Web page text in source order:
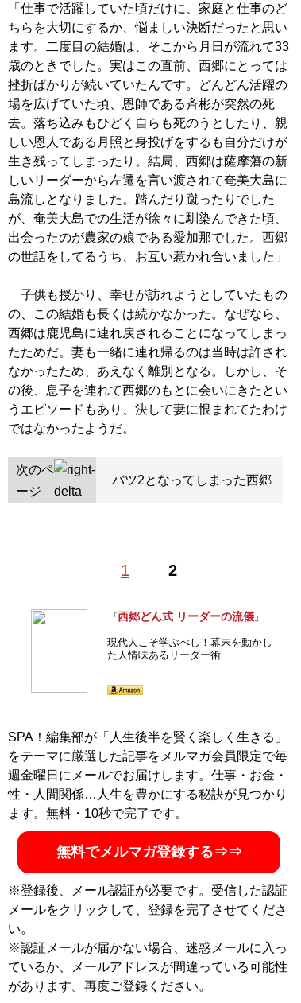
「仕事で活躍していた頃だけに、家庭と仕事のど
ちらを大切にするか、悩ましい決断だったと思い
ます。二度目の結婚は、そこから月日が流れて33
歳のときでした。実はこの直前、西郷にとっては
挫折ばかりが続いていたんです。どんどん活躍の
場を広げていた頃、恩師である斉彬が突然の死
去。落ち込みもひどく自らも死のうとしたり、親
しい恩人である月照と身投げをするも自分だけが
生き残ってしまったり。結局、西郷は薩摩藩の新
しいリーダーから左遷を言い渡されて奄美大島に
島流しとなりました。踏んだり蹴ったりでした
が、奄美大島での生活が徐々に馴染んできた頃、
出会ったのが農家の娘である愛加那でした。西郷
の世話をしてるうち、お互い惹かれ合いました」
子供も授かり、幸せが訪れようとしていたもの
の、この結婚も長くは続かなかった。なぜなら、
西郷は鹿児島に連れ戻されることになってしまっ
たためだ。妻も一緒に連れ帰るのは当時は許され
なかったため、あえなく離別となる。しかし、そ
の後、息子を連れて西郷のもとに会いにきたとい
うエピソードもあり、決して妻に恨まれてたわけ
ではなかったようだ。
次のペ
ージ
バツ2となってしまった西郷
1 2
『西郷どん式 リーダーの流儀』
現代人こそ学ぶべし！幕末を動かし
た人情味あるリーダー術
SPA！編集部が「人生後半を賢く楽しく生きる」
をテーマに厳選した記事をメルマガ会員限定で毎
週金曜日にメールでお届けします。仕事・お金・
性・人間関係…人生を豊かにする秘訣が見つかり
ます。無料・10秒で完了です。
無料でメルマガ登録する⇒⇒
※登録後、メール認証が必要です。受信した認証
メールをクリックして、登録を完了させてくださ
い。
※認証メールが届かない場合、迷惑メールに入っ
ているか、メールアドレスが間違っている可能性
があります。再度ご登録ください。